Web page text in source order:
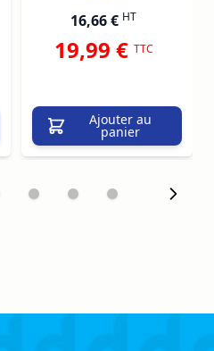
16,66 € HT
19,99 € TTC
Ajouter au
panier